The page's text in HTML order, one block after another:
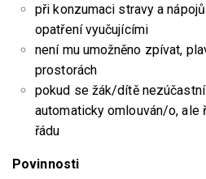
při konzumaci stravy a
opatření vyučujícími
není mu umožněno zpívat,
prostorách
pokud se žák/dítě
automaticky omlouván/o,
řádu
Povinnosti